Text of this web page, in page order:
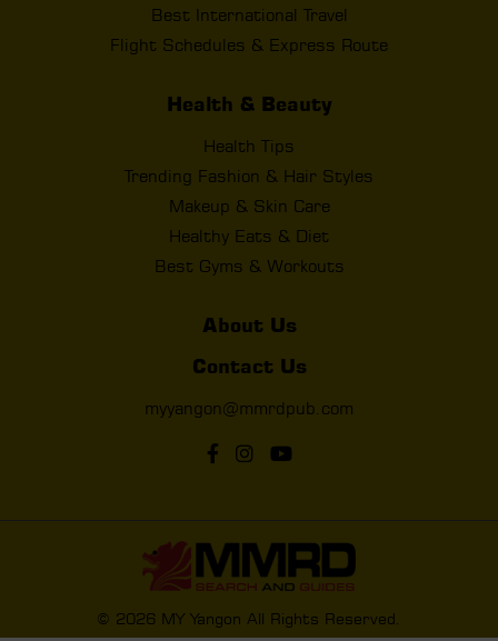
Best International Travel
Flight Schedules & Express Route
Health & Beauty
Health Tips
Trending Fashion & Hair Styles
Makeup & Skin Care
Healthy Eats & Diet
Best Gyms & Workouts
About Us
Contact Us
myyangon@mmrdpub.com
© 2026 MY Yangon All Rights Reserved.